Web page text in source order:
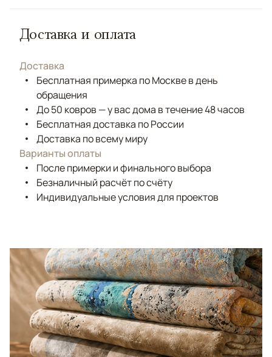
Доставка и оплата
Доставка
Бесплатная примерка по Москве в день
обращения
До 50 ковров — у вас дома в течение 48 часов
Бесплатная доставка по России
Доставка по всему миру
Варианты оплаты
После примерки и финального выбора
Безналичный расчёт по счёту
Индивидуальные условия для проектов